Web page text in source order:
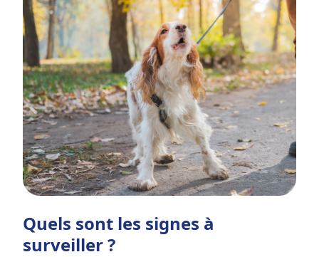
Quels sont les signes à
surveiller ?